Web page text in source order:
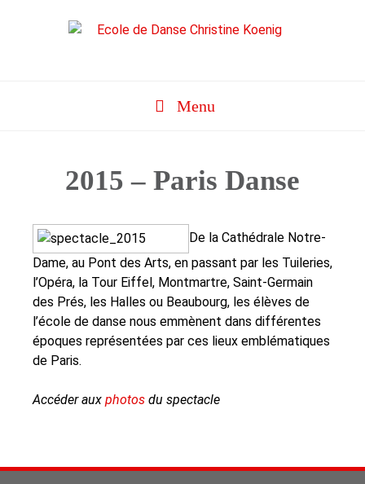
Menu
2015 – Paris Danse
De la Cathédrale Notre-
Dame, au Pont des Arts, en passant par les Tuileries,
l’Opéra, la Tour Eiffel, Montmartre, Saint-Germain
des Prés, les Halles ou Beaubourg, les élèves de
l’école de danse nous emmènent dans différentes
époques représentées par ces lieux emblématiques
de Paris.
Accéder aux photos du spectacle